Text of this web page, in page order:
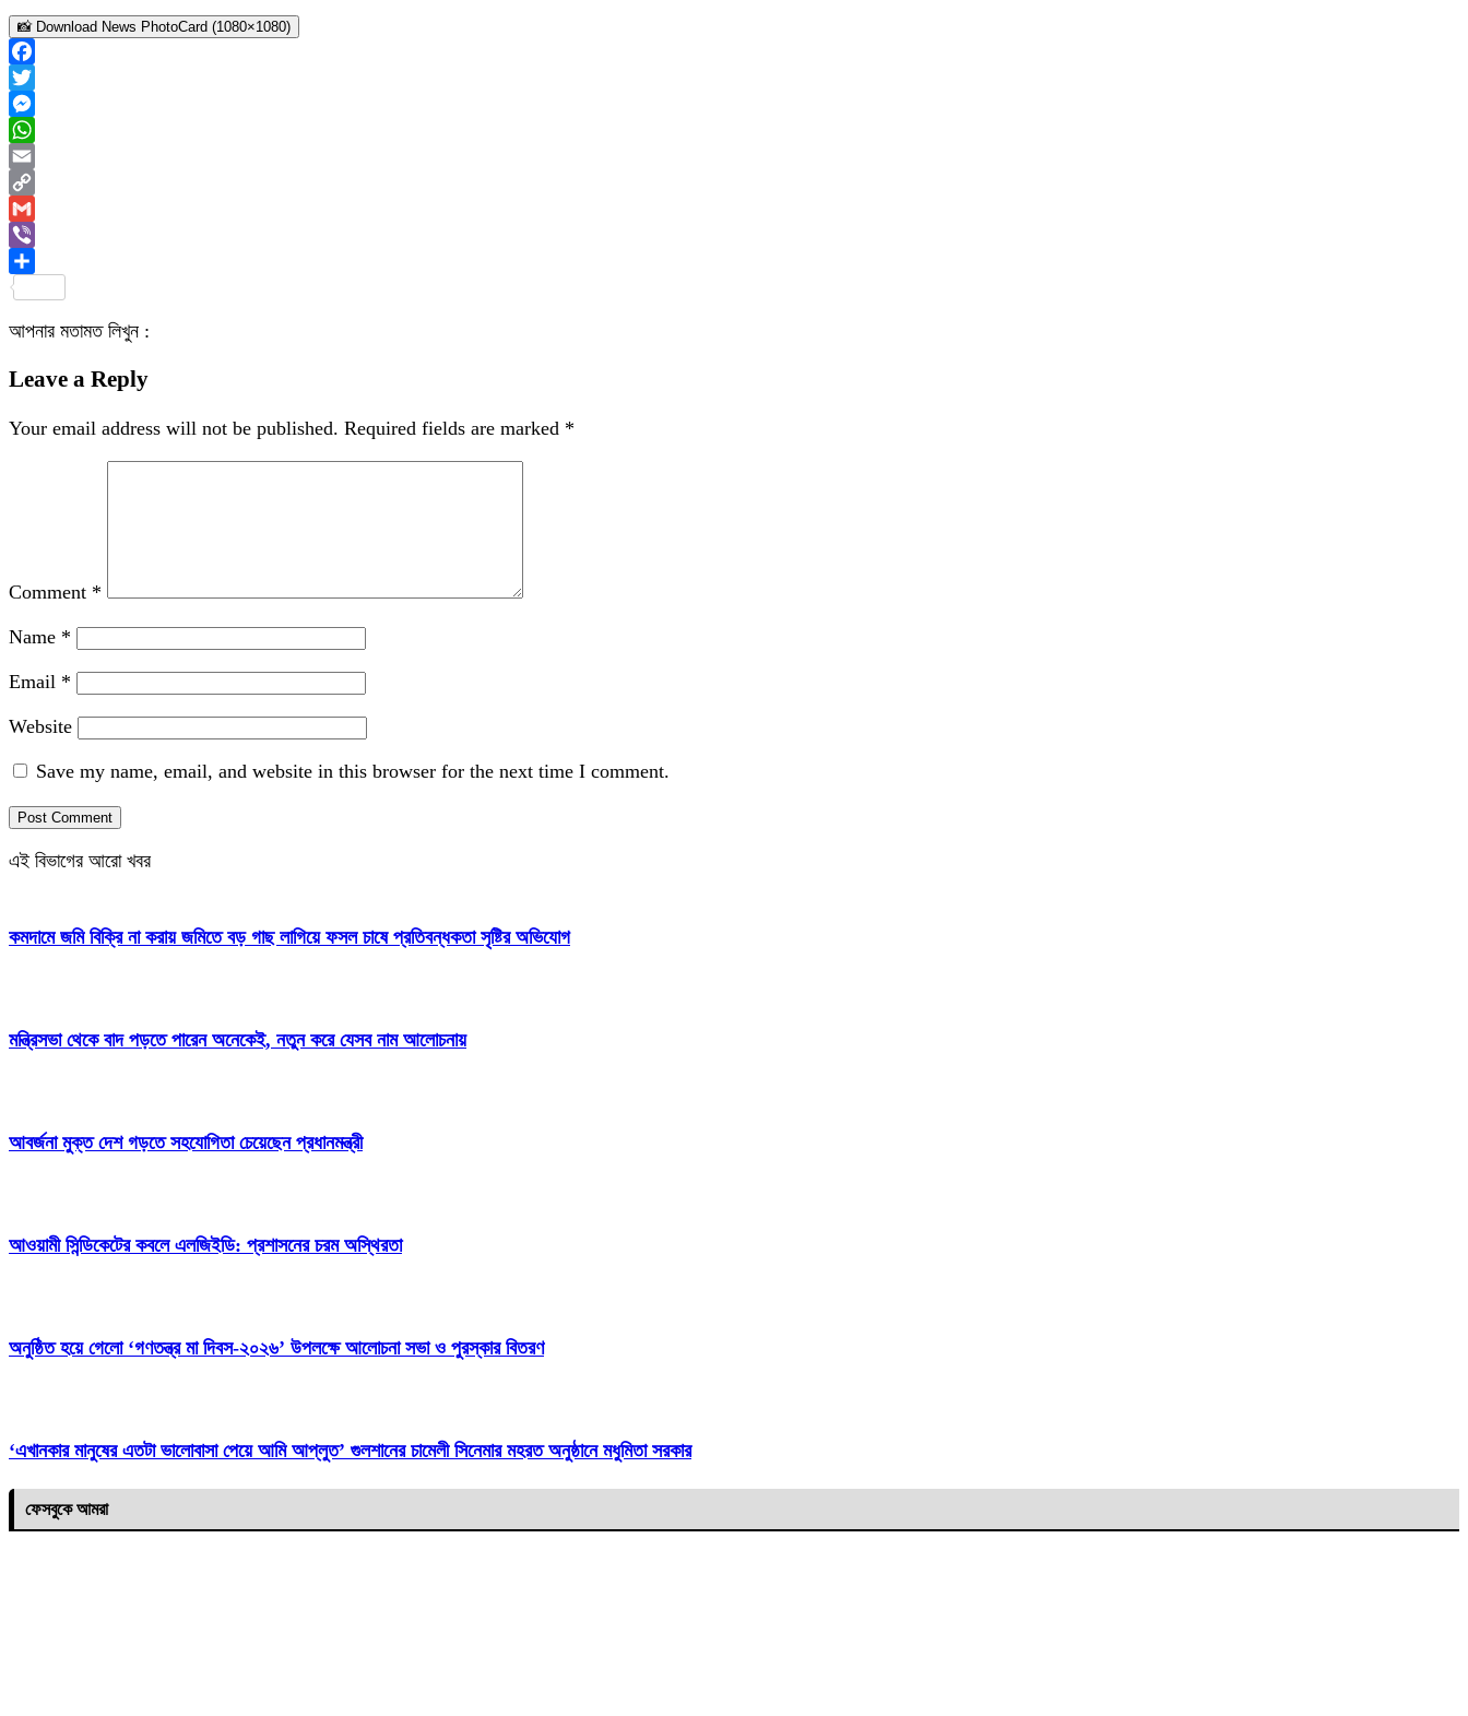
📸 Download News PhotoCard (1080×1080)
Facebook
Twitter
Messenger
WhatsApp
Email
Copy
Link
Gmail
Viber
আপনার মতামত লিখুন :
Leave a Reply
Your email address will not be published. Required fields are marked *
Comment *
Name *
Email *
Website
Save my name, email, and website in this browser for the next time I comment.
এই বিভাগের আরো খবর
কমদামে জমি বিক্রি না করায় জমিতে বড় গাছ লাগিয়ে ফসল চাষে প্রতিবন্ধকতা সৃষ্টির অভিযোগ
মন্ত্রিসভা থেকে বাদ পড়তে পারেন অনেকেই, নতুন করে যেসব নাম আলোচনায়
আবর্জনা মুক্ত দেশ গড়তে সহযোগিতা চেয়েছেন প্রধানমন্ত্রী
‎আওয়ামী সিন্ডিকেটের কবলে এলজিইডি: প্রশাসনের চরম অস্থিরতা
অনুষ্ঠিত হয়ে গেলো ‘গণতন্ত্র মা দিবস-২০২৬’ উপলক্ষে আলোচনা সভা ও পুরস্কার বিতরণ
‘এখানকার মানুষের এতটা ভালোবাসা পেয়ে আমি আপ্লুত’ গুলশানের চামেলী সিনেমার মহরত অনুষ্ঠানে মধুমিতা সরকার
ফেসবুকে আমরা